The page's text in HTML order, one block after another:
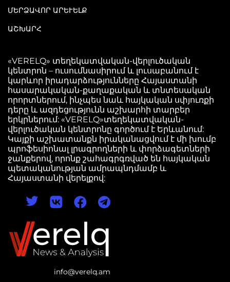
info@verelq.am
ՄԵՐՁԱՎՈՐ ԱՐԵՒԵԼՔ
ԱՇԽԱՐՀ
«VERELQ» տեղեկատվական-վերլուծական
կենտրոն – ուսումնասիրում և լուսաբանում է
կարևոր իրադարձությունները Հայաստանի
հասարակական-քաղաքական և տնտեսական
որորտներում, ինչպես նաև հայկական սփյուռքի
դերը և ազդեցությունն աշխարհի տարբեր
երկրներում: «VERELQ»տեղեկատվական-
վերլուծական կենտրոնը գործում է Երևանում:
Կայքի աշխատանքն իրականացվում է մի խումբ
պրոֆեսիոնալ լրագրողների և փորձագետների
ջանքերով, որոնք շահագրգռված են հայկական
պետականության ամրապնդմամբ և
Հայաստանի վերելքով: